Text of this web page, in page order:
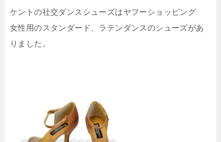
ケントの社交ダンスシューズはヤフーショッピング
女性用のスタンダード、ラテンダンスのシューズがあ
りました。